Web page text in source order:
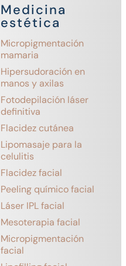
Medicina
estética
Micropigmentación
mamaria
Hipersudoración en
manos y axilas
Fotodepilación láser
definitiva
Flacidez cutánea
Lipomasaje para la
celulitis
Flacidez facial
Peeling químico facial
Láser IPL facial
Mesoterapia facial
Micropigmentación
facial